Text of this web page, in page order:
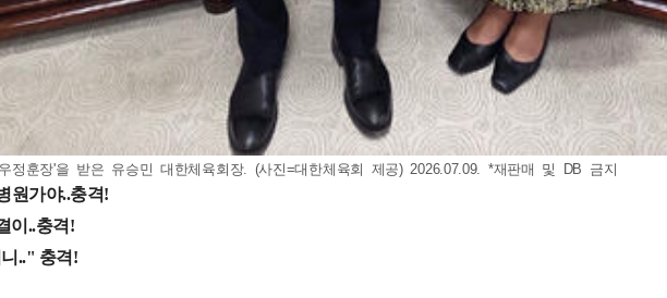
정훈장'을 받은 유승민 대한체육회장. (사진=대한체육회 제공) 2026.07.09. *재판매 및 DB 금지